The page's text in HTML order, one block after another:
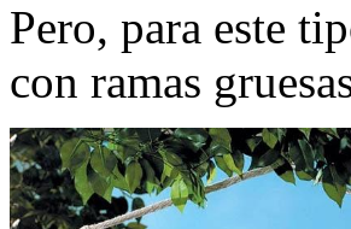
Pero, para este
con ramas